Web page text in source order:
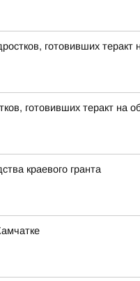
готовивших теракт
готовивших теракт на
краевого гранта